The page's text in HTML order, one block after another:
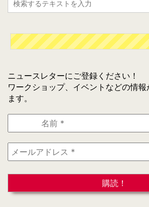
ニュースレターにご登録ください！
ワークショップ、イベントなどの情
ます。
前
*
ー
ド